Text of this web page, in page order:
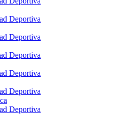
Deportiva
Deportiva
Deportiva
Deportiva
Deportiva
Deportiva